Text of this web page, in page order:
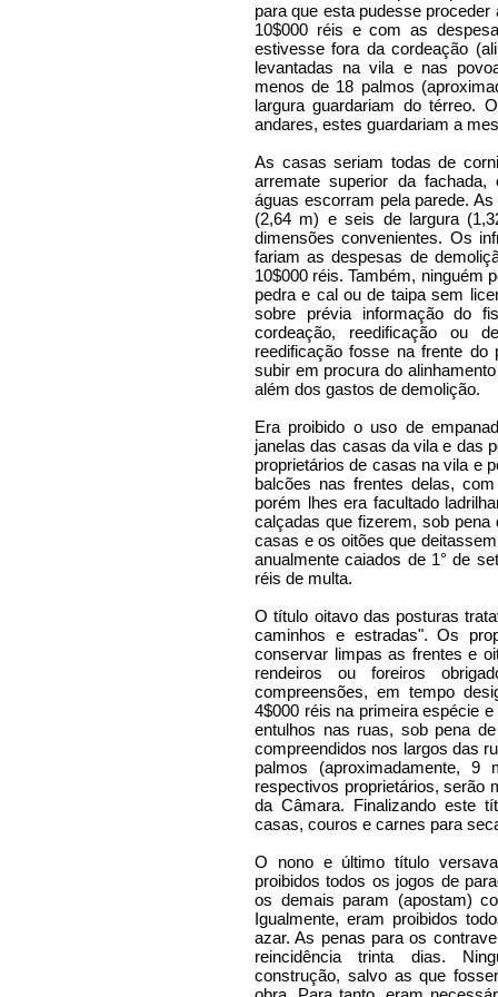
para que esta pudesse
10$000 réis e com as
estivesse fora da cordeação
levantadas na vila e nas
menos de 18 palmos
largura guardariam do térreo.
andares, estes guardariam a
As casas seriam todas de
arremate superior da
águas escorram pela parede.
(2,64 m) e seis de largura
dimensões convenientes. Os
fariam as despesas de
10$000 réis. Também, ninguém
pedra e cal ou de taipa sem
sobre prévia informação do
cordeação, reedificação ou
reedificação fosse na frente
subir em procura do
além dos gastos de demolição.
Era proibido o uso de
janelas das casas da vila e das
proprietários de casas na vila e
balcões nas frentes delas,
porém lhes era facultado
calçadas que fizerem, sob
casas e os oitões que
anualmente caiados de 1° de
réis de multa.
O título oitavo das posturas
caminhos e estradas". Os
conservar limpas as frentes e
rendeiros ou foreiros
compreensões, em tempo
4$000 réis na primeira espécie
entulhos nas ruas, sob pena
compreendidos nos largos das
palmos (aproximadamente,
respectivos proprietários, serão
da Câmara. Finalizando este
casas, couros e carnes para
O nono e último título
proibidos todos os jogos de
os demais param (apostam)
Igualmente, eram proibidos
azar. As penas para os
reincidência trinta dias.
construção, salvo as que